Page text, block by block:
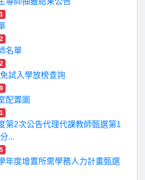
名單
試入學放榜查詢
配置圖
第2次公告代理代課教師甄選第1
...
年度增置所需學務人力計畫甄選